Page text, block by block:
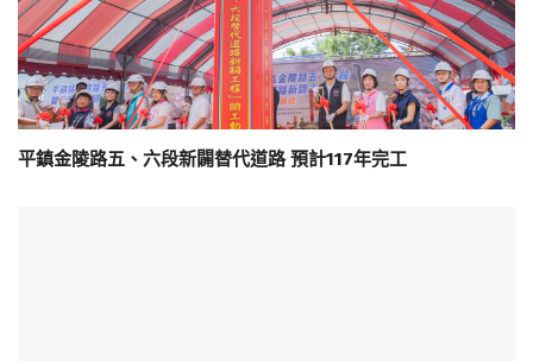
平鎮金陵路五、六段新闢替代道路 預計117年完工